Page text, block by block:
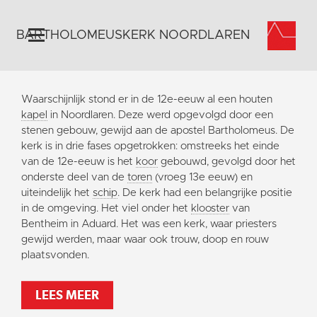
Home
Algemeen
Historie
Omgeving
Activiteiten
Steun ons
Contact
Vaktaal
BARTHOLOMEUSKERK NOORDLAREN
Waarschijnlijk stond er in de 12e-eeuw al een houten
kapel in Noordlaren. Deze werd opgevolgd door een
stenen gebouw, gewijd aan de apostel Bartholomeus. De
kerk is in drie fases opgetrokken: omstreeks het einde
van de 12e-eeuw is het koor gebouwd, gevolgd door het
onderste deel van de toren (vroeg 13e eeuw) en
uiteindelijk het schip. De kerk had een belangrijke positie
in de omgeving. Het viel onder het klooster van
Bentheim in Aduard. Het was een kerk, waar priesters
gewijd werden, maar waar ook trouw, doop en rouw
plaatsvonden.
LEES MEER